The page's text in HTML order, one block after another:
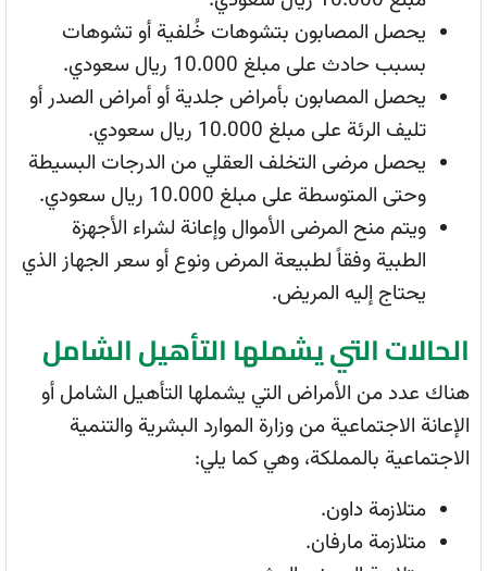
يحصل المصابون بتشوهات خُلفية أو تشوهات
بسبب حادث على مبلغ 10.000 ريال سعودي.
يحصل المصابون بأمراض جلدية أو أمراض الصدر أو
تليف الرئة على مبلغ 10.000 ريال سعودي.
يحصل مرضى التخلف العقلي من الدرجات البسيطة
وحتى المتوسطة على مبلغ 10.000 ريال سعودي.
ويتم منح المرضى الأموال وإعانة لشراء الأجهزة
الطبية وفقاً لطبيعة المرض ونوع أو سعر الجهاز الذي
يحتاج إليه المريض.
الحالات التي يشملها التأهيل الشامل
هناك عدد من الأمراض التي يشملها التأهيل الشامل أو
الإعانة الاجتماعية من وزارة الموارد البشرية والتنمية
الاجتماعية بالمملكة، وهي كما يلي:
متلازمة داون.
متلازمة مارفان.